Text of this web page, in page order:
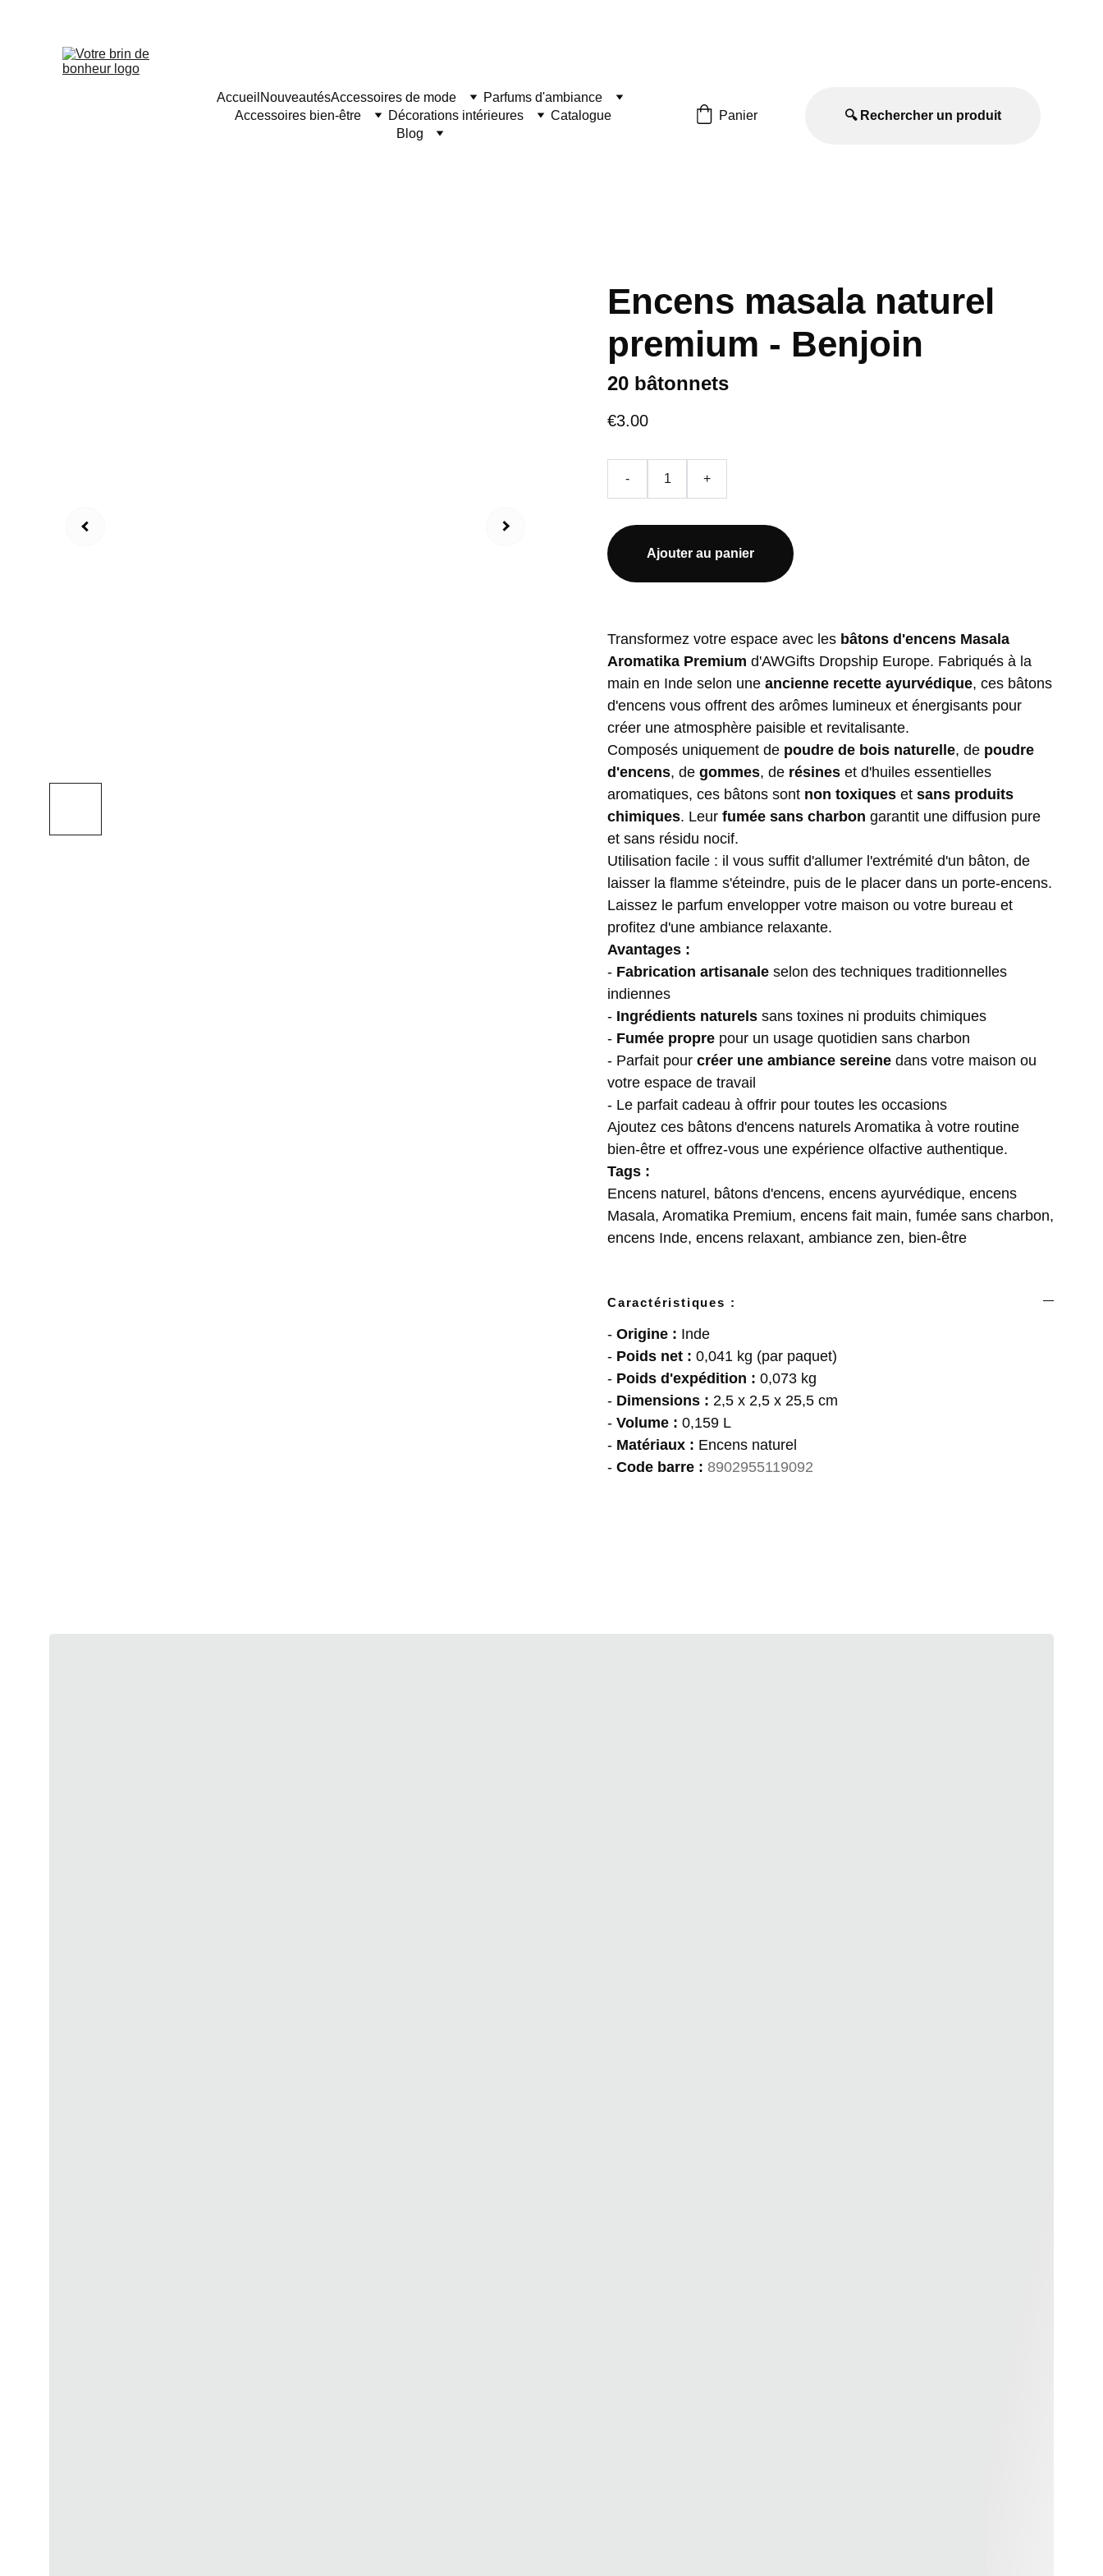
Accueil NouveautésAccessoires de mode
Parfums d'ambiance
Accessoires bien-être
Décorations intérieures
Catalogue
Blog
Panier 🔍 Rechercher un produit
Encens masala naturel
premium - Benjoin
20 bâtonnets
€3.00
- +
Ajouter au panier
Transformez votre espace avec les bâtons d'encens Masala
Aromatika Premium d'AWGifts Dropship Europe. Fabriqués à la
main en Inde selon une ancienne recette ayurvédique, ces bâtons
d'encens vous offrent des arômes lumineux et énergisants pour
créer une atmosphère paisible et revitalisante.
Composés uniquement de poudre de bois naturelle, de poudre
d'encens, de gommes, de résines et d'huiles essentielles
aromatiques, ces bâtons sont non toxiques et sans produits
chimiques. Leur fumée sans charbon garantit une diffusion pure
et sans résidu nocif.
Utilisation facile : il vous suffit d'allumer l'extrémité d'un bâton, de
laisser la flamme s'éteindre, puis de le placer dans un porte-encens.
Laissez le parfum envelopper votre maison ou votre bureau et
profitez d'une ambiance relaxante.
Avantages :
- Fabrication artisanale selon des techniques traditionnelles
indiennes
- Ingrédients naturels sans toxines ni produits chimiques
- Fumée propre pour un usage quotidien sans charbon
- Parfait pour créer une ambiance sereine dans votre maison ou
votre espace de travail
- Le parfait cadeau à offrir pour toutes les occasions
Ajoutez ces bâtons d'encens naturels Aromatika à votre routine
bien-être et offrez-vous une expérience olfactive authentique.
Tags :
Encens naturel, bâtons d'encens, encens ayurvédique, encens
Masala, Aromatika Premium, encens fait main, fumée sans charbon,
encens Inde, encens relaxant, ambiance zen, bien-être
Caractéristiques :
- Origine : Inde
- Poids net : 0,041 kg (par paquet)
- Poids d'expédition : 0,073 kg
- Dimensions : 2,5 x 2,5 x 25,5 cm
- Volume : 0,159 L
- Matériaux : Encens naturel
- Code barre : 8902955119092